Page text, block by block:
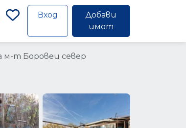
Вход
Добави
имот
м-т Боровец север